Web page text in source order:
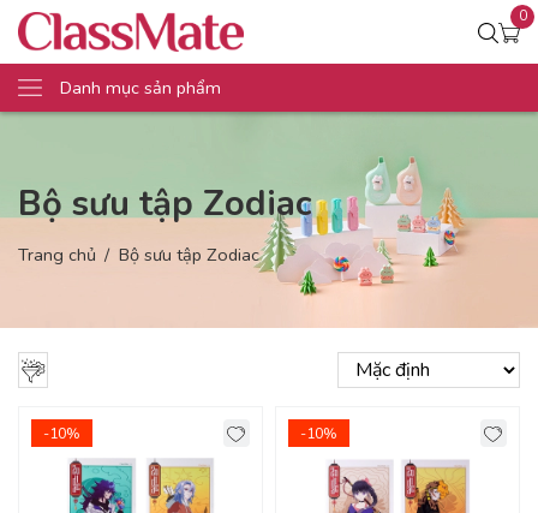
0
Danh mục sản phẩm
Bộ sưu tập Zodiac
Trang chủ Bộ sưu tập Zodiac
-10% -10%